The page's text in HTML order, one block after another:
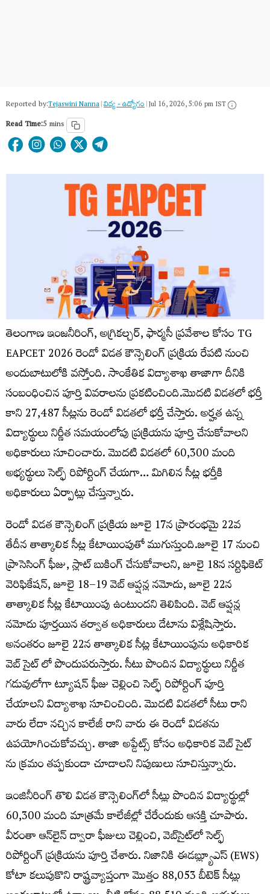
Reported by:Tejaswini Nanna|విద్య - ఉద్యోగం|Jul 16, 2026, 5:06 pm IST
Read Time:5 mins
తెలంగాణ ఇంజనీరింగ్, అగ్రికల్చర్, ఫార్మసీ ప్రవేశాల కోసం TG
EAPCET 2026 రెండో విడత కౌన్సెలింగ్ ప్రక్రియ రేపటి నుంచి
అందుబాటులోకి వస్తోంది. సాంకేతిక విద్యాశాఖ తాజాగా దీనికి
సంబంధించిన పూర్తి వివరాలను ప్రకటించింది.మొదటి విడతలో భర్తీ
కాని 27,487 సీట్లను రెండో విడతలో భర్తీ చేస్తారు. అర్హత ఉన్న
విద్యార్థులు నిర్ణీత సమయంలోపు ప్రక్రియను పూర్తి చేసుకోవాలని
అధికారులు సూచించారు. మొదటి విడతలో 60,300 మంది
అభ్యర్థులు సెల్ఫ్ రిపోర్టింగ్ చేయగా… మిగిలిన సీట్ల భర్తీకి
అధికారులు ఏర్పాట్లు చేస్తున్నారు.
రెండో విడత కౌన్సెలింగ్ ప్రక్రియ జూలై 17న ప్రారంభమై 22వ
తేదీన తాత్కాలిక సీట్ల కేటాయింపుతో ముగుస్తుంది.జూలై 17 నుంచి
ప్రాసెసింగ్ ఫీజు, స్లాట్ బుకింగ్ చేసుకోవాలని, జూలై 18న సర్టిఫికెట్
వెరిఫికేషన్, జూలై 18–19 వెబ్ ఆప్షన్ల నమోదు, జూలై 22న
తాత్కాలిక సీట్ల కేటాయింపు ఉంటుందని తెలిపింది. వెబ్ ఆప్షన్ల
నమోదు పూర్తయిన తర్వాత అధికారులు డేటాను విశ్లేషిస్తారు.
అనంతరం జూలై 22న తాత్కాలిక సీట్ల కేటాయింపును అధికారిక
వెబ్ సైట్ లో పొందుపరుస్తారు. సీటు పొందిన విద్యార్థులు నిర్ణీత
గడువులోగా ట్యూషన్ ఫీజు చెల్లించి సెల్ఫ్ రిపోర్టింగ్ పూర్తి
చేయాలని విద్యాశాఖ సూచించింది. మొదటి విడతలో సీటు రాని
వారు లేదా నచ్చిన కాలేజీ రాని వారు ఈ రెండో విడతను
ఉపయోగించుకోవచ్చు. తాజా అప్డేట్స్ కోసం అధికారిక వెబ్ సైట్
ను క్రమం తప్పకుండా చూడాలని నిపుణులు సూచిస్తున్నారు.
ఇంజినీరింగ్‌ తొలి విడత కౌన్సెలింగ్‌లో సీట్లు పొందిన విద్యార్థుల్లో
60,300 మంది మాత్రమే కాలేజీల్లో చేరేందుకు ఆసక్తి చూపారు.
వీరంతా ఆన్‌లైన్ ద్వారా ఫీజులు చెల్లించి, వెబ్‌సైట్‌లో సెల్ఫ్‌
రిపోర్టింగ్‌ ప్రక్రియను పూర్తి చేశారు. నిజానికి ఈడబ్ల్యూఎస్ (EWS)
కోటా కలుపుకొని రాష్ట్రవ్యాప్తంగా మొత్తం 88,053 బీటెక్ సీట్లు